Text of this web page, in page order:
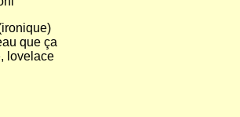
que ça
lovelace